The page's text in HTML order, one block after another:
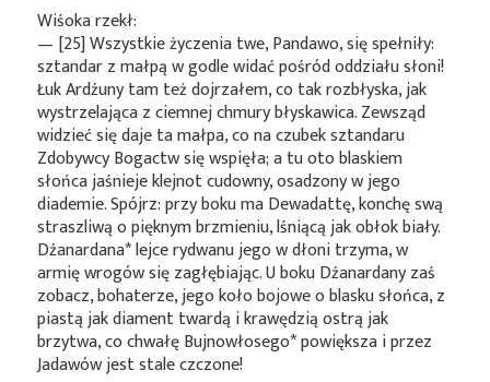
Wiśoka rzekł:
— [25] Wszystkie życzenia twe, Pandawo, się spełniły:
sztandar z małpą w godle widać pośród oddziału słoni!
Łuk Ardźuny tam też dojrzałem, co tak rozbłyska, jak
wystrzelająca z ciemnej chmury błyskawica. Zewsząd
widzieć się daje ta małpa, co na czubek sztandaru
Zdobywcy Bogactw się wspięła; a tu oto blaskiem
słońca jaśnieje klejnot cudowny, osadzony w jego
diademie. Spójrz: przy boku ma Dewadattę, konchę swą
straszliwą o pięknym brzmieniu, lśniącą jak obłok biały.
Dźanardana*lejce rydwanu jego w dłoni trzyma, w
armię wrogów się zagłębiając. U boku Dźanardany zaś
zobacz, bohaterze, jego koło bojowe o blasku słońca, z
piastą jak diament twardą i krawędzią ostrą jak
brzytwa, co chwałęBujnowłosego*powiększa i przez
Jadawów jest stale czczone!